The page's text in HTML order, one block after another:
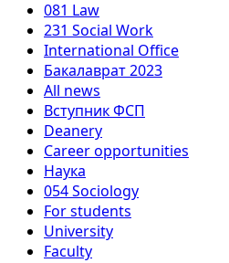
081 Law
231 Social Work
International Office
Бакалаврат 2023
All news
Вступник ФСП
Deanery
Career opportunities
Наука
054 Sociology
For students
University
Faculty